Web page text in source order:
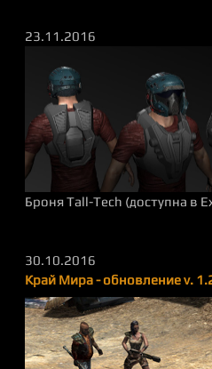
23.11.2016
Броня Tall-Tech (доступна в
30.10.2016
Край Мира - обновление v.